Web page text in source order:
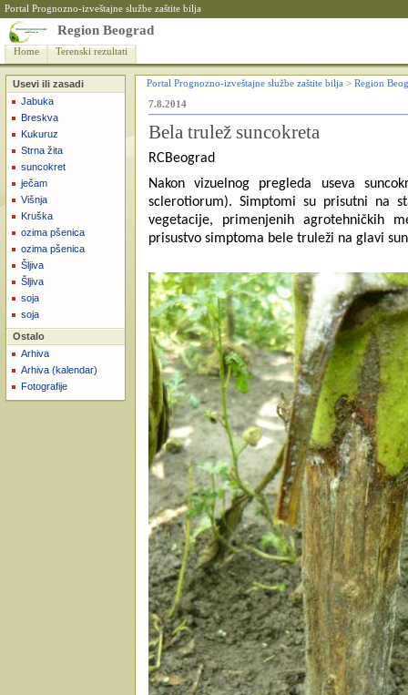
Portal Prognozno-izveštajne službe zaštite bilja
Region Beograd
Home Terenski rezultati
Usevi ili zasadi
Jabuka
Breskva
Kukuruz
Strna žita
suncokret
ječam
Višnja
Kruška
ozima pšenica
ozima pšenica
Šljiva
Šljiva
soja
soja
Ostalo
Arhiva
Arhiva (kalendar)
Fotografije
Portal Prognozno-izveštajne službe zaštite bilja > Region
7.8.2014
Bela trulež suncokreta
RCBeograd
Nakon vizuelnog pregleda useva
sclerotiorum). Simptomi su prisutni na
vegetacije, primenjenih agrotehničkih
prisustvo simptoma bele truleži na glavi